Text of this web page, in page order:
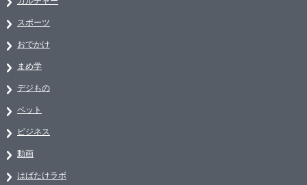
スポーツ
おでかけ
まめ学
デジもの
ペット
ビジネス
動画
はばたけラボ